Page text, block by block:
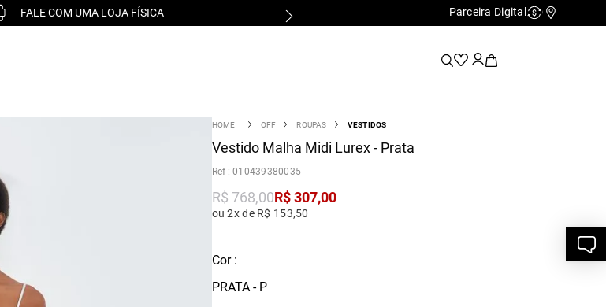
FALE COM UMA LOJA FÍSICA Parceira Digital Cashback
OFF ROUPAS VESTIDOS
Vestido Malha Midi Lurex - Prata
:010439380035
R$768,00R$ 307,00
ou 2x de R$ 153,50
Cor :
PRATA - P